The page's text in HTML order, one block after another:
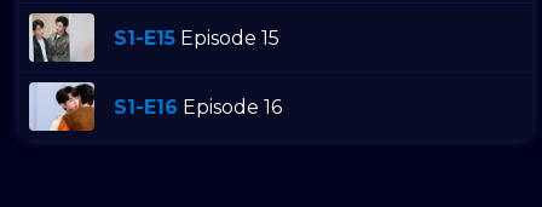
S1-E15 Episode 15
S1-E16 Episode 16